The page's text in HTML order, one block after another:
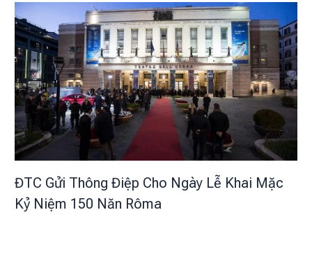
ĐTC Gửi Thông Điệp Cho Ngày Lễ Khai Mặc
Kỷ Niệm 150 Năn Rôma